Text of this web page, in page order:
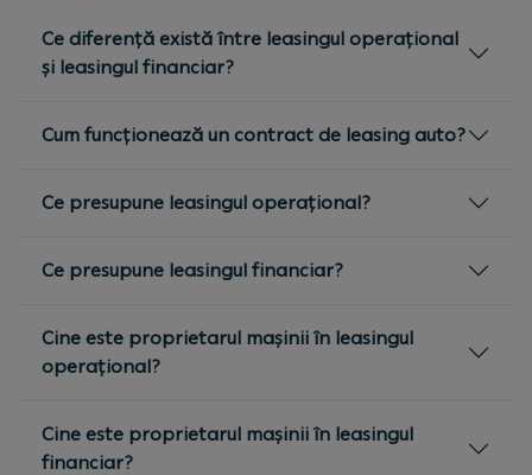
Ce diferență există între leasingul operațional
și leasingul financiar?
Cum funcționează un contract de leasing auto?
Ce presupune leasingul operațional?
Ce presupune leasingul financiar?
Cine este proprietarul mașinii în leasingul
operațional?
Cine este proprietarul mașinii în leasingul
financiar?